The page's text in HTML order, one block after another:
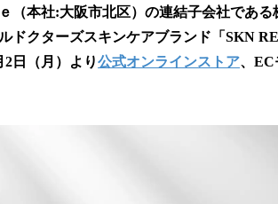
（本社:大阪市北区）の連結子会社であ
ドクターズスキンケアブランド「SKN
2日（月）より公式オンラインストア、EC